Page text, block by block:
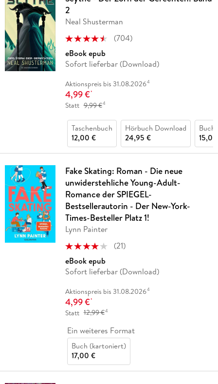
2
Neal Shusterman
(704)
eBook epub
Sofort lieferbar (Download)
Aktionspreis bis 31.08.20264
4,99 €*
Statt 9,99 €4
Taschenbuch
12,00 €
Hörbuch Download
24,95 €
Fake Skating: Roman - Die neue
unwiderstehliche Young-Adult-
Romance der SPIEGEL-
Bestsellerautorin - Der New-York-
Times-Besteller Platz 1!
Lynn Painter
(21)
eBook epub
Sofort lieferbar (Download)
Aktionspreis bis 31.08.20264
4,99 €*
Statt 12,99 €4
Ein weiteres Format
Buch (kartoniert)
17,00 €